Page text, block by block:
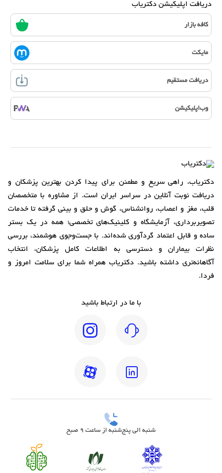
دریافت اپلیکیشن دکتریاب
کافه بازار
مایکت
دریافت مستقیم
وب‌اپلیکیشن
دکتریاب، راهی سریع و مطمئن برای پیدا کردن بهترین پزشکان و
دریافت نوبت آنلاین در سراسر ایران است. از مشاوره با متخصصان
قلب، مغز و اعصاب، روانشناس، گوش و حلق و بینی گرفته تا خدمات
تصویربرداری، آزمایشگاه و کلینیک‌های تخصصی؛ همه در یک بستر
ساده و قابل اعتماد گردآوری شده‌اند. با جست‌وجوی هوشمند، بررسی
نظرات بیماران و دسترسی به اطلاعات کامل پزشکان، انتخاب
آگاهانه‌تری داشته باشید. دکتریاب همراه شما برای سلامت امروز و
فردا.
با ما در ارتباط باشید
شنبه الی پنج‌شنبه از ساعت 9 صبح